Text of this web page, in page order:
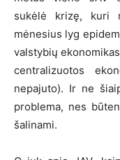
sukėlė krizę,
mėnesius lyg
valstybių
centralizuotos
nepajuto). Ir ne
problema, nes
šalinami.